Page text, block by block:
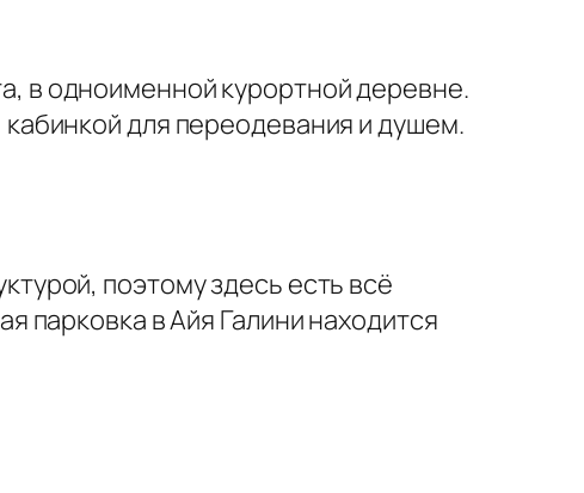
в одноименной курортной деревне.
для переодевания и душем.
поэтому здесь есть всё
парковка в Айя Галини находится